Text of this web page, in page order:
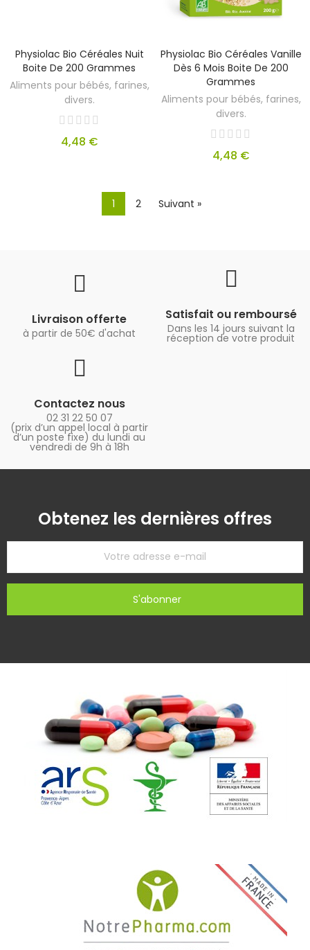
Physiolac Bio Céréales Nuit
Boite De 200 Grammes
Aliments pour bébés, farines,
divers.
4,48 €
Physiolac Bio Céréales Vanille
Dès 6 Mois Boite De 200
Grammes
Aliments pour bébés, farines,
divers.
4,48 €
1 2 Suivant »
Livraison offerte
à partir de 50€ d'achat
Satisfait ou remboursé
Dans les 14 jours suivant la
réception de votre produit
Contactez nous
02 31 22 50 07
(prix d’un appel local à partir
d’un poste fixe) du lundi au
vendredi de 9h à 18h
Obtenez les dernières offres
S'abonner